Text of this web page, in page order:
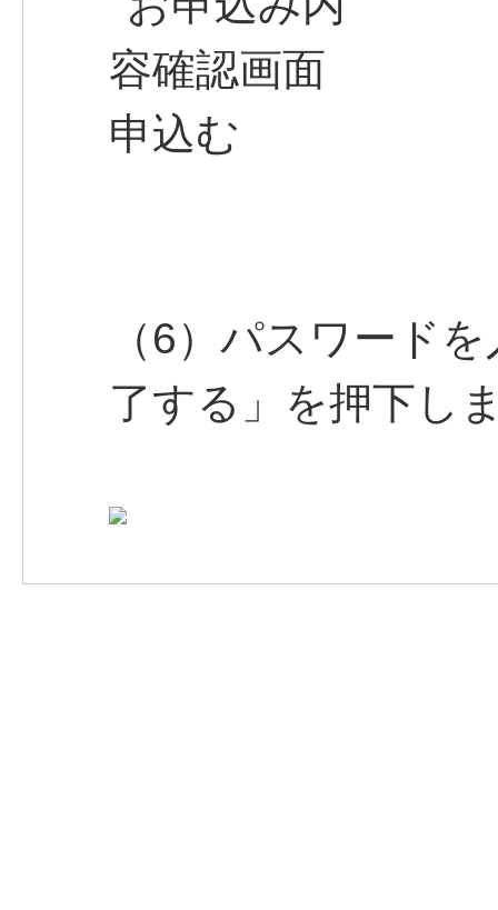
（6）パスワード
了する」を押下し